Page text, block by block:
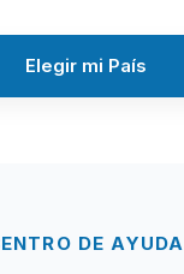
Elegir mi País
DE AYUDA